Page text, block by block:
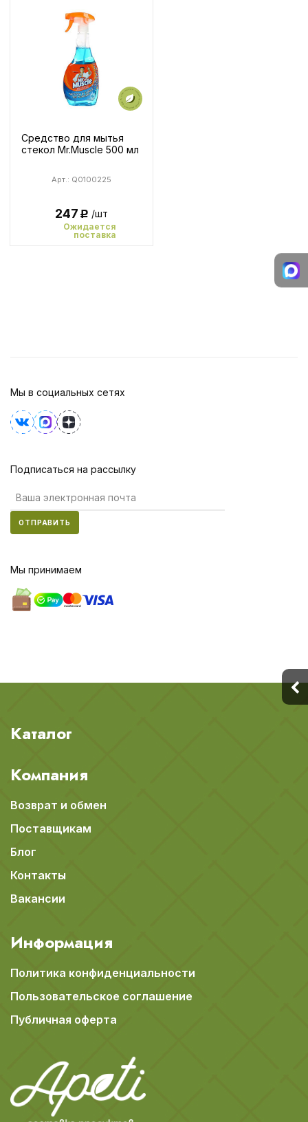
Средство для мытья
стекол Mr.Muscle 500 мл
Арт.: Q0100225
247Р /шт
Ожидается
поставка
Мы в социальных сетях
Подписаться на рассылку
ОТПРАВИТЬ
Мы принимаем
Каталог
Компания
Возврат и обмен
Поставщикам
Блог
Контакты
Вакансии
Информация
Политика конфиденциальности
Пользовательское соглашение
Публичная оферта